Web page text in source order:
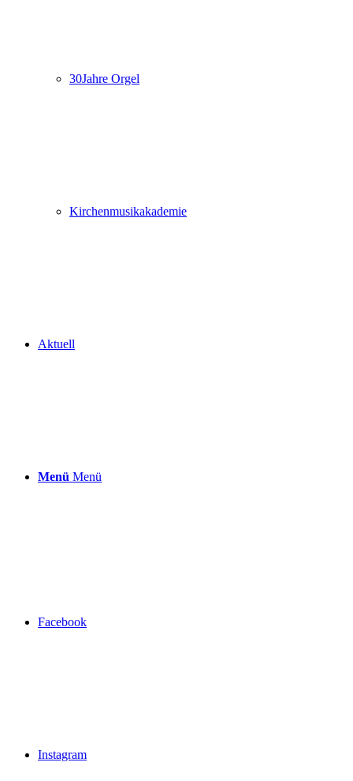
30Jahre Orgel
Kirchenmusikakademie
Aktuell
Menü Menü
Facebook
Instagram